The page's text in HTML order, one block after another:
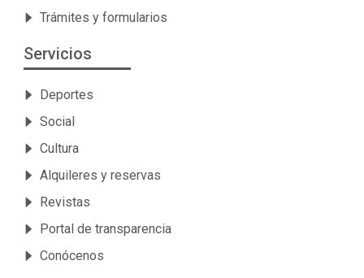
Trámites y formularios
Servicios
Deportes
Social
Cultura
Alquileres y reservas
Revistas
Portal de transparencia
Conócenos